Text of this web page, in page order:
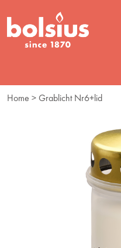
Home > Grablicht Nr6+lid